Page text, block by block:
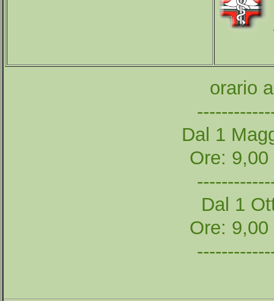
orario
Dal 1
Ore:
Dal 1
Ore: